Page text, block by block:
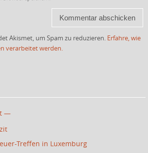
Akismet, um Spam zu reduzieren. Erfahre, wie
verarbeitet werden.
—
Treffen in Luxemburg